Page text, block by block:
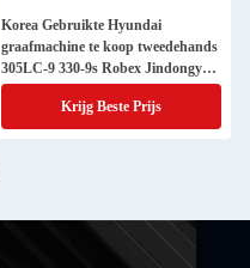
Korea Gebruikte Hyundai
graafmachine te koop tweedehands
305LC-9 330-9s Robex Jindongyu
Machinery
Krijg Beste Prijs